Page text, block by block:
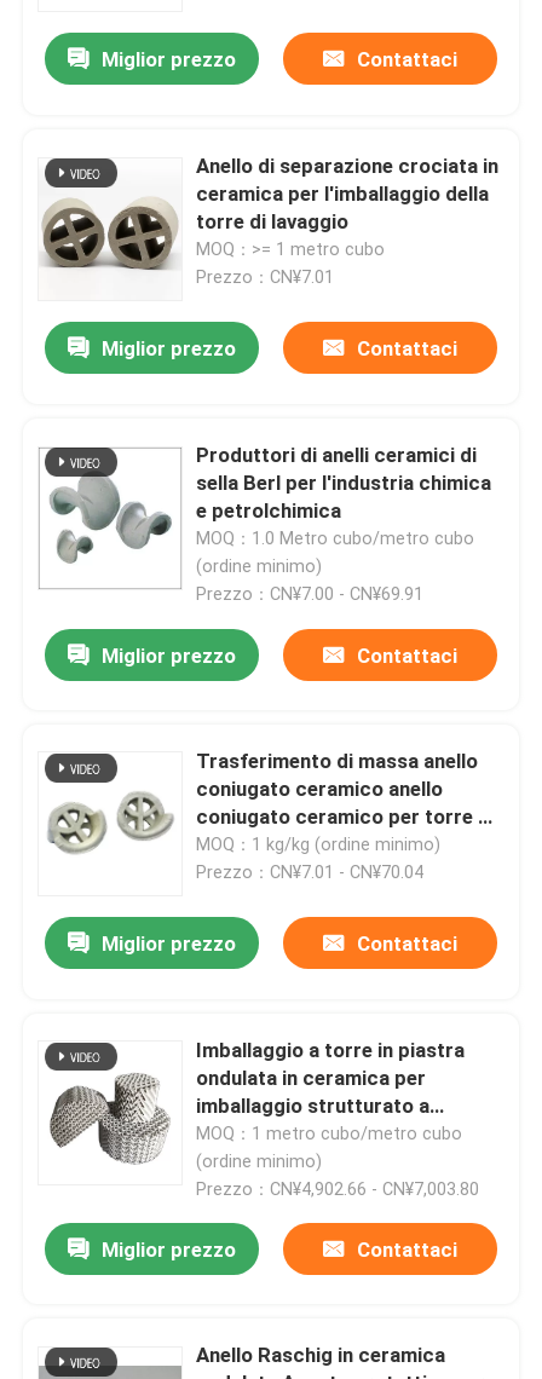
Casa.
Prodotti
Video
Controllo della qualità
Contattaci
Zeolite a setaccio molecolare
Miglior prezzo Contattaci
Anello di separazione crociata in
ceramica per l'imballaggio della
torre di lavaggio
MOQ：>= 1 metro cubo
Prezzo：CN¥7.01
Miglior prezzo Contattaci
Produttori di anelli ceramici di
sella Berl per l'industria chimica
e petrolchimica
MOQ：1.0 Metro cubo/metro cubo
(ordine minimo)
Prezzo：CN¥7.00 - CN¥69.91
Miglior prezzo Contattaci
Trasferimento di massa anello
coniugato ceramico anello
coniugato ceramico per torre di
raffreddamento
MOQ：1 kg/kg (ordine minimo)
Prezzo：CN¥7.01 - CN¥70.04
Miglior prezzo Contattaci
Imballaggio a torre in piastra
ondulata in ceramica per
imballaggio strutturato a
colonna di distillazione
MOQ：1 metro cubo/metro cubo
(ordine minimo)
Prezzo：CN¥4,902.66 - CN¥7,003.80
Miglior prezzo Contattaci
Anello Raschig in ceramica